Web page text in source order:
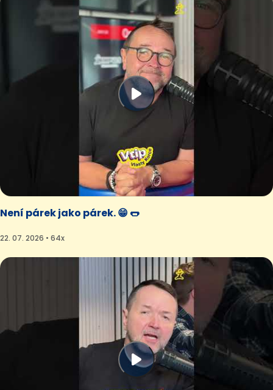
Není párek jako párek. 😁 🌭
22. 07. 2026 • 64x